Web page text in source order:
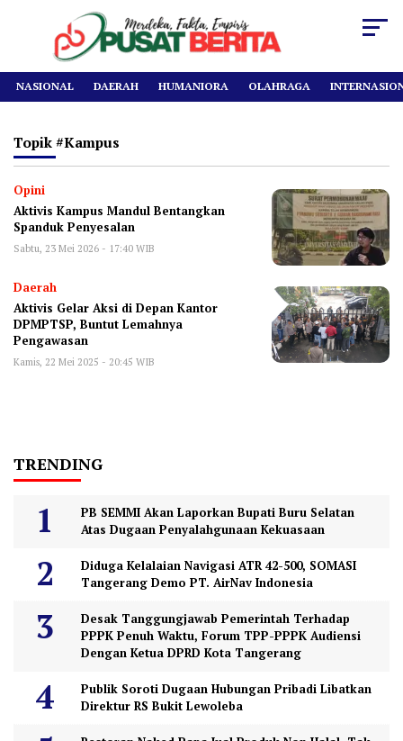
NASIONAL DAERAH HUMANIORA OLAHRAGA
Topik #kampus
Opini
Aktivis Kampus Mandul Bentangkan
Spanduk Penyesalan
Sabtu, 23 Mei 2026 - 17:40 WIB
Daerah
Aktivis Gelar Aksi di Depan Kantor
DPMPTSP, Buntut Lemahnya
Pengawasan
Kamis, 22 Mei 2025 - 20:45 WIB
TRENDING
PB SEMMI Akan Laporkan Bupati Buru Selatan
Atas Dugaan Penyalahgunaan Kekuasaan
Diduga Kelalaian Navigasi ATR 42-500, SOMASI
Tangerang Demo PT. AirNav Indonesia
Desak Tanggungjawab Pemerintah Terhadap
PPPK Penuh Waktu, Forum TPP-PPPK Audiensi
Dengan Ketua DPRD Kota Tangerang
Publik Soroti Dugaan Hubungan Pribadi Libatkan
Direktur RS Bukit Lewoleba